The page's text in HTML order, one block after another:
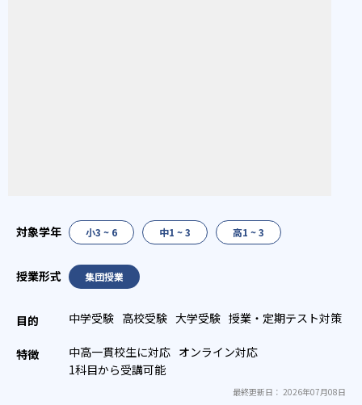
小3 ~ 6 中1 ~ 3 高1 ~ 3
集団授業
中学受験 高校受験 大学受験 授業・定期テスト対策
中高一貫校生に対応 オンライン対応
1科目から受講可能
最終更新日： 2026年07月08日